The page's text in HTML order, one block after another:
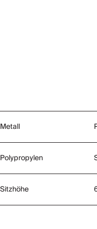
Metall
Polypropylen
Sitzhöhe